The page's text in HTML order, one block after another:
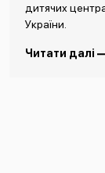
дитячих
України.
Читати далі